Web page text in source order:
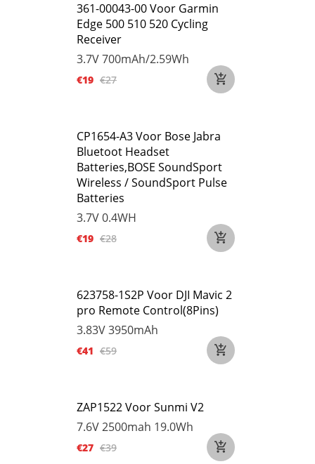
361-00043-00 Voor Garmin
Edge 500 510 520 Cycling
Receiver
3.7V700mAh/2.59Wh
€19 €27
CP1654-A3 Voor Bose Jabra
Bluetoot Headset
Batteries,BOSE SoundSport
Wireless / SoundSport Pulse
Batteries
3.7V0.4WH
€19 €28
623758-1S2P Voor DJI Mavic 2
pro Remote Control(8Pins)
3.83V3950mAh
€41 €59
ZAP1522 Voor Sunmi V2
7.6V2500mah 19.0Wh
€27 €39